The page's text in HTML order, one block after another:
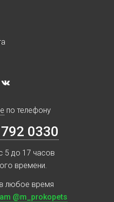
по телефону
0330
5 до 17 часов
времени.
любое время
@m_prokopets